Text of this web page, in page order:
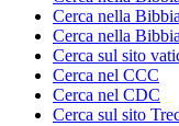
Cerca nella
Cerca nella
Cerca sul sito
Cerca nel CCC
Cerca nel CDC
Cerca sul sito